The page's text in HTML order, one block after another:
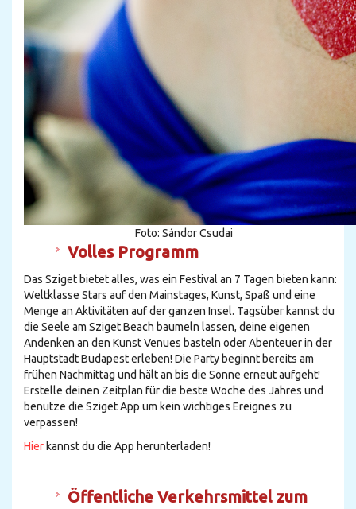
Foto: Sándor Csudai
Volles Programm
Das Sziget bietet alles, was ein Festival an 7 Tagen bieten kann:
Weltklasse Stars auf den Mainstages, Kunst, Spaß und eine
Menge an Aktivitäten auf der ganzen Insel. Tagsüber kannst du
die Seele am Sziget Beach baumeln lassen, deine eigenen
Andenken an den Kunst Venues basteln oder Abenteuer in der
Hauptstadt Budapest erleben! Die Party beginnt bereits am
frühen Nachmittag und hält an bis die Sonne erneut aufgeht!
Erstelle deinen Zeitplan für die beste Woche des Jahres und
benutze die Sziget App um kein wichtiges Ereignes zu
verpassen!
Hier kannst du die App herunterladen!
Öffentliche Verkehrsmittel zum